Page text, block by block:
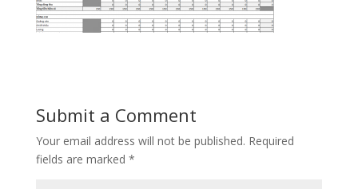
Submit a Comment
Your email address will not be published. Required
fields are marked *